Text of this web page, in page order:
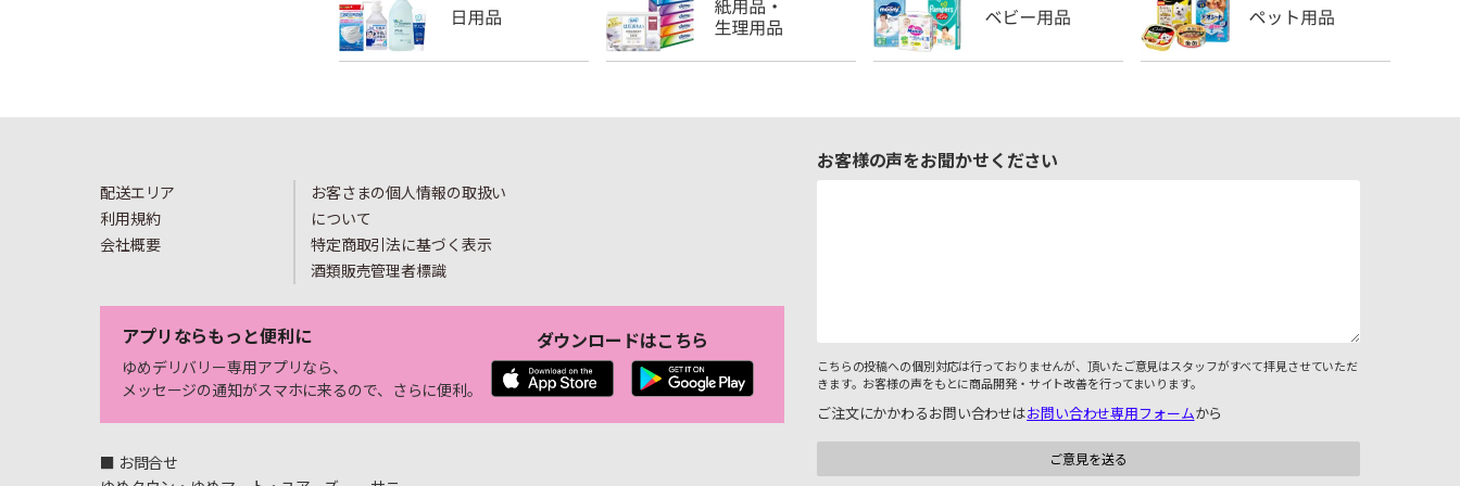
配送エリア
利用規約
会社概要
お客さまの個人情報の取扱い
について
特定商取引法に基づく表示
酒類販売管理者標識
アプリならもっと便利に
ゆめデリバリー専用アプリなら、
メッセージの通知がスマホに来るので、さらに便利。
ダウンロードはこちら
■ お問合せ
お客様の声をお聞かせください
こちらの投稿への個別対応は行っておりませんが、頂いたご意見はスタッフがすべて拝見させていただ
きます。お客様の声をもとに商品開発・サイト改善を行ってまいります。
ご注文にかかわるお問い合わせはお問い合わせ専用フォームから